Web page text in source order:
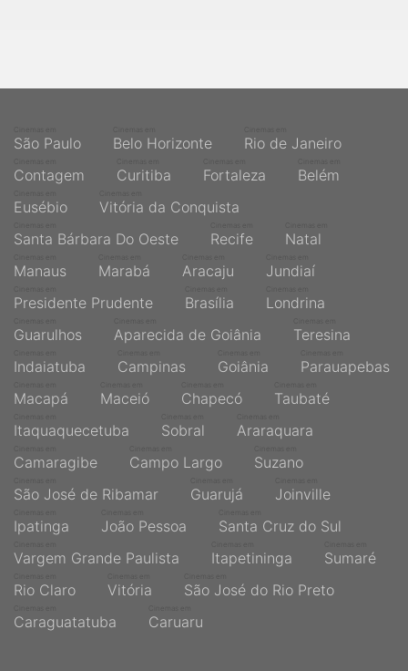
São Paulo Belo Horizonte Rio de Janeiro
Contagem Curitiba Fortaleza Belém
Eusébio Vitória da Conquista
Santa Bárbara Do Oeste Recife Natal
Manaus Marabá Aracaju Jundiaí
Presidente Prudente Brasília Londrina
Guarulhos Aparecida de Goiânia Teresina
Indaiatuba Campinas Goiânia Parauapebas
Macapá Maceió Chapecó Taubaté
Itaquaquecetuba Sobral Araraquara
Camaragibe Campo Largo Suzano
São José de Ribamar Guarujá Joinville
Ipatinga João Pessoa Santa Cruz do Sul
Vargem Grande Paulista Itapetininga Sumaré
Rio Claro Vitória São José do Rio Preto
Caraguatatuba Caruaru